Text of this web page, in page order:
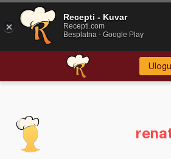
Recepti - Kuvar
Recepti.com
Besplatna - Google Play